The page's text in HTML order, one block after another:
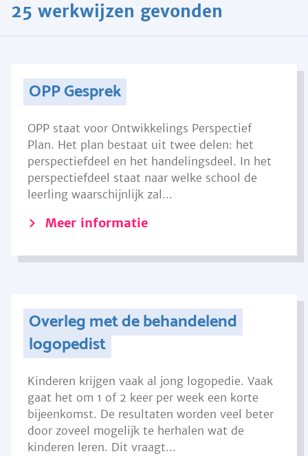
25 werkwijzen gevonden
OPP Gesprek
OPP staat voor Ontwikkelings Perspectief
Plan. Het plan bestaat uit twee delen: het
perspectiefdeel en het handelingsdeel. In het
perspectiefdeel staat naar welke school de
leerling waarschijnlijk zal...
Meer informatie
Overleg met de behandelend
logopedist
Kinderen krijgen vaak al jong logopedie. Vaak
gaat het om 1 of 2 keer per week een korte
bijeenkomst. De resultaten worden veel beter
door zoveel mogelijk te herhalen wat de
kinderen leren. Dit vraagt...